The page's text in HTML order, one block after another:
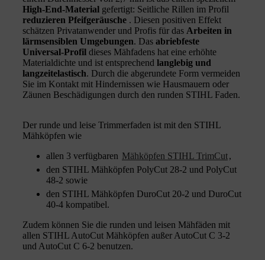
High-End-Material gefertigt: Seitliche Rillen im Profil
reduzieren Pfeifgeräusche . Diesen positiven Effekt
schätzen Privatanwender und Profis für das Arbeiten in
lärmsensiblen Umgebungen. Das abriebfeste
Universal-Profil dieses Mähfadens hat eine erhöhte
Materialdichte und ist entsprechend langlebig und
langzeitelastisch. Durch die abgerundete Form vermeiden
Sie im Kontakt mit Hindernissen wie Hausmauern oder
Zäunen Beschädigungen durch den runden STIHL Faden.
Der runde und leise Trimmerfaden ist mit den STIHL
Mähköpfen wie
allen 3 verfügbaren Mähköpfen STIHL TrimCut,
den STIHL Mähköpfen PolyCut 28-2 und PolyCut
48-2 sowie
den STIHL Mähköpfen DuroCut 20-2 und DuroCut
40-4 kompatibel.
Zudem können Sie die runden und leisen Mähfäden mit
allen STIHL AutoCut Mähköpfen außer AutoCut C 3-2
und AutoCut C 6-2 benutzen.